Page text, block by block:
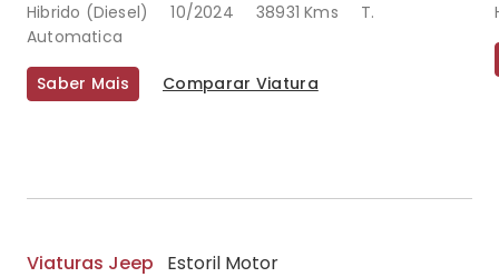
Hibrido (Diesel) 10/2024 38931 Kms
T.
Automatica
Saber Mais Comparar Viatura
Viaturas Jeep
Estoril Motor